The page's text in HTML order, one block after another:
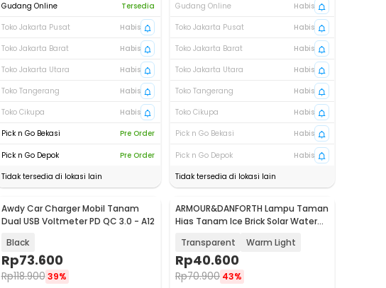
Gudang Online
Tersedia
Toko Jakarta Pusat
Habis
Toko Jakarta Barat
Habis
Toko Jakarta Utara
Habis
Toko Tangerang
Habis
Toko Cikupa
Habis
Pick n Go Bekasi
Pre Order
Pick n Go Depok
Pre Order
Tidak tersedia di lokasi lain
Gudang Online
Habis
Toko Jakarta Pusat
Habis
Toko Jakarta Barat
Habis
Toko Jakarta Utara
Habis
Toko Tangerang
Habis
Toko Cikupa
Habis
Pick n Go Bekasi
Habis
Pick n Go Depok
Habis
Tidak tersedia di lokasi lain
Awdy Car Charger Mobil Tanam
Dual USB Voltmeter PD QC 3.0 - A12
Black
Rp73.600
Rp118.900 39%
ARMOUR&DANFORTH Lampu Taman
Hias Tanam Ice Brick Solar Water
Transparent Warm Light
Rp40.600
Rp70.900 43%